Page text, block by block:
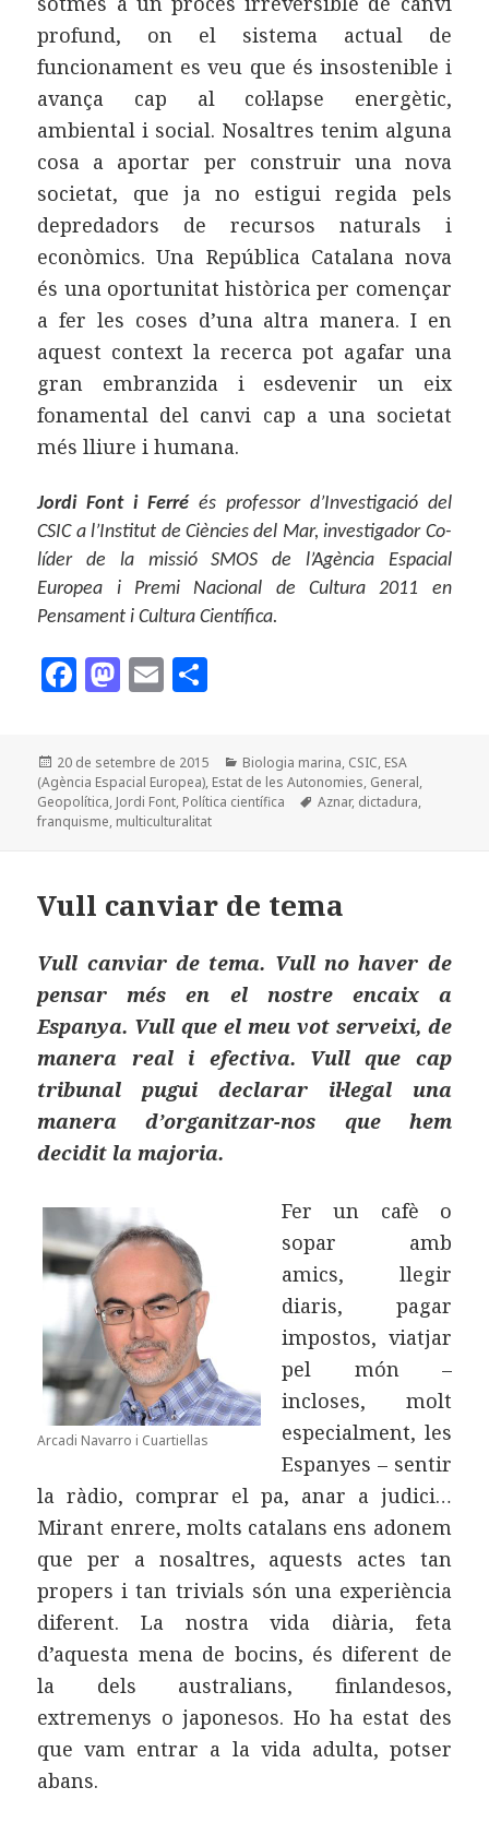
profund, on el sistema actual de
funcionament es veu que és insostenible i
avança cap al col·lapse energètic,
ambiental i social. Nosaltres tenim alguna
cosa a aportar per construir una nova
societat, que ja no estigui regida pels
depredadors de recursos naturals i
econòmics. Una República Catalana nova
és una oportunitat històrica per començar
a fer les coses d’una altra manera. I en
aquest context la recerca pot agafar una
gran embranzida i esdevenir un eix
fonamental del canvi cap a una societat
més lliure i humana.
Jordi Font i Ferré és professor d’Investigació del
CSIC a l’Institut de Ciències del Mar, investigador Co-
líder de la missió SMOS de l’Agència Espacial
Europea i Premi Nacional de Cultura 2011 en
Pensament i Cultura Científica.
F
c
e
b
o
k
M
to
d
o
E
ai
l p
a
ei
x
Publicat
el
20 de setembre de 2015 Categories
Biologia marina, CSIC, ESA
(Agència Espacial Europea), Estat de les Autonomies, General,
Geopolítica, Jordi Font, Política científica Etiquetes
Aznar, dictadura,
franquisme, multiculturalitat
Vull canviar de tema
Vull canviar de tema. Vull no haver de
pensar més en el nostre encaix a
Espanya. Vull que el meu vot serveixi, de
manera real i efectiva. Vull que cap
tribunal pugui declarar il·legal una
manera d’organitzar-nos que hem
decidit la majoria.
Arcadi Navarro i Cuartiellas
Fer un cafè o
sopar amb
amics, llegir
diaris, pagar
impostos, viatjar
pel món –
incloses, molt
especialment, les
Espanyes – sentir
la ràdio, comprar el pa, anar a judici…
Mirant enrere, molts catalans ens adonem
que per a nosaltres, aquests actes tan
propers i tan trivials són una experiència
diferent. La nostra vida diària, feta
d’aquesta mena de bocins, és diferent de
la dels australians, finlandesos,
extremenys o japonesos. Ho ha estat des
que vam entrar a la vida adulta, potser
abans.